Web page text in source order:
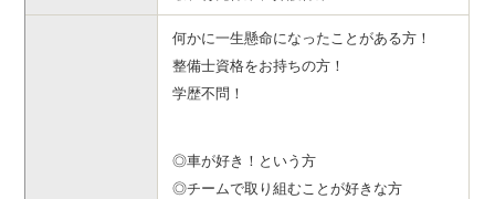
何かに一生懸命になったことがある方！
整備士資格をお持ちの方！
学歴不問！
◎車が好き！という方
◎チームで取り組むことが好きな方